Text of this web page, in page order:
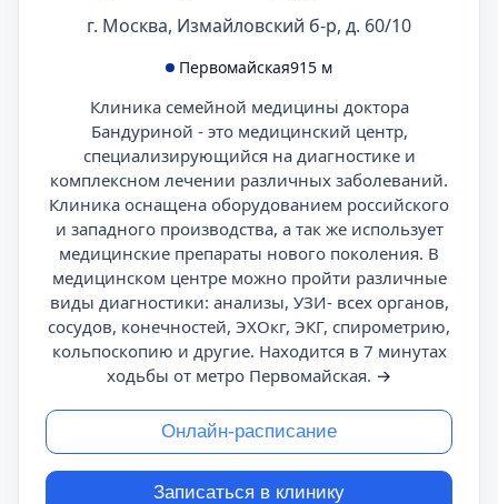
г. Москва, Измайловский б-р, д. 60/10
Первомайская915 м
Клиника семейной медицины доктора
Бандуриной - это медицинский центр,
специализирующийся на диагностике и
комплексном лечении различных заболеваний.
Клиника оснащена оборудованием российского
и западного производства, а так же использует
медицинские препараты нового поколения. В
медицинском центре можно пройти различные
виды диагностики: анализы, УЗИ- всех органов,
сосудов, конечностей, ЭХОкг, ЭКГ, спирометрию,
кольпоскопию и другие. Находится в 7 минутах
ходьбы от метро Первомайская. →
Онлайн-расписание
Записаться в клинику